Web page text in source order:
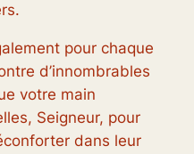
pour chaque
d’innombrables
votre main
Seigneur, pour
dans leur